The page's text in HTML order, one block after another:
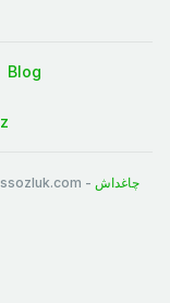
Blog
- چاغداش